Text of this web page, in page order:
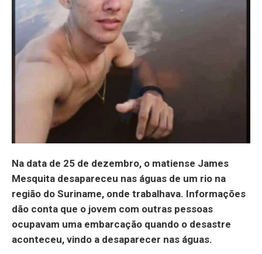
Na data de 25 de dezembro, o matiense James
Mesquita desapareceu nas águas de um rio na
região do Suriname, onde trabalhava. Informações
dão conta que o jovem com outras pessoas
ocupavam uma embarcação quando o desastre
aconteceu, vindo a desaparecer nas águas.